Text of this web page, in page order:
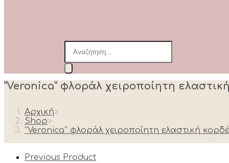
Products
search
“Veronica” φλοράλ χειροποίητη
Αρχική>
Shop>
“Veronica” φλοράλ χειροποίητη ελαστική
Previous Product